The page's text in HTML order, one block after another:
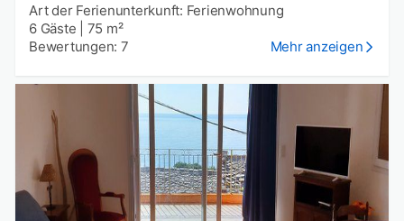
Art der Ferienunterkunft: Ferienwohnung
6 Gäste
75 m²
Bewertungen: 7
Mehr anzeigen